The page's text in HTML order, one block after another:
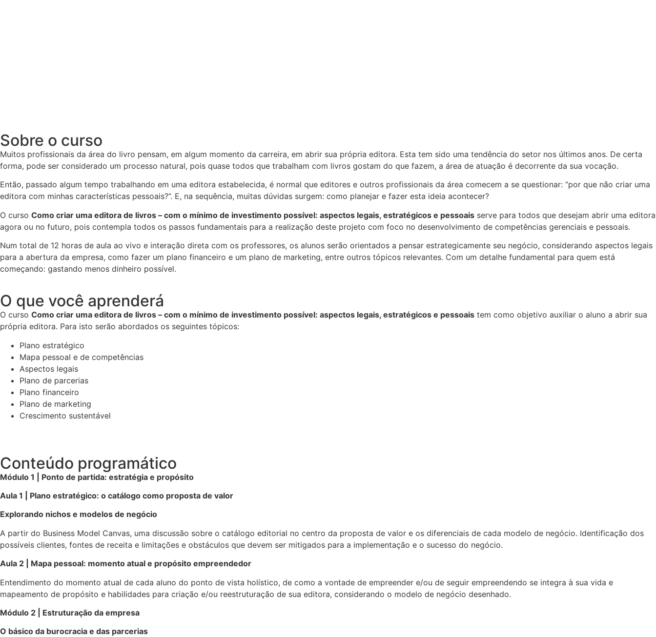
Sobre o curso
Muitos profissionais da área do livro pensam, em algum momento da carreira, em abrir sua própria editora. Esta tem sido uma tendência do setor nos últimos anos. De certa
forma, pode ser considerado um processo natural, pois quase todos que trabalham com livros gostam do que fazem, a área de atuação é decorrente da sua vocação.
Então, passado algum tempo trabalhando em uma editora estabelecida, é normal que editores e outros profissionais da área comecem a se questionar: “por que não criar uma
editora com minhas características pessoais?”. E, na sequência, muitas dúvidas surgem: como planejar e fazer esta ideia acontecer?
O curso Como criar uma editora de livros – com o mínimo de investimento possível: aspectos legais, estratégicos e pessoais serve para todos que desejam abrir uma editora
agora ou no futuro, pois contempla todos os passos fundamentais para a realização deste projeto com foco no desenvolvimento de competências gerenciais e pessoais.
Num total de 12 horas de aula ao vivo e interação direta com os professores, os alunos serão orientados a pensar estrategicamente seu negócio, considerando aspectos legais
para a abertura da empresa, como fazer um plano financeiro e um plano de marketing, entre outros tópicos relevantes. Com um detalhe fundamental para quem está
começando: gastando menos dinheiro possível.
O que você aprenderá
O curso Como criar uma editora de livros – com o mínimo de investimento possível: aspectos legais, estratégicos e pessoais tem como objetivo auxiliar o aluno a abrir sua
própria editora. Para isto serão abordados os seguintes tópicos:
Plano estratégico
Mapa pessoal e de competências
Aspectos legais
Plano de parcerias
Plano financeiro
Plano de marketing
Crescimento sustentável
Conteúdo programático
Módulo 1 | Ponto de partida: estratégia e propósito
Aula 1 | Plano estratégico: o catálogo como proposta de valor
Explorando nichos e modelos de negócio
A partir do Business Model Canvas, uma discussão sobre o catálogo editorial no centro da proposta de valor e os diferenciais de cada modelo de negócio. Identificação dos
possíveis clientes, fontes de receita e limitações e obstáculos que devem ser mitigados para a implementação e o sucesso do negócio.
Aula 2 | Mapa pessoal: momento atual e propósito empreendedor
Entendimento do momento atual de cada aluno do ponto de vista holístico, de como a vontade de empreender e/ou de seguir empreendendo se integra à sua vida e
mapeamento de propósito e habilidades para criação e/ou reestruturação de sua editora, considerando o modelo de negócio desenhado.
Módulo 2 | Estruturação da empresa
O básico da burocracia e das parcerias